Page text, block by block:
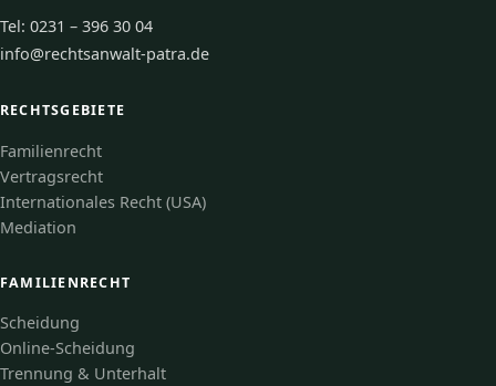
Tel: 0231 – 396 30 04
info@rechtsanwalt-patra.de
RECHTSGEBIETE
Familienrecht
Vertragsrecht
Internationales Recht (USA)
Mediation
FAMILIENRECHT
Scheidung
Online-Scheidung
Trennung & Unterhalt